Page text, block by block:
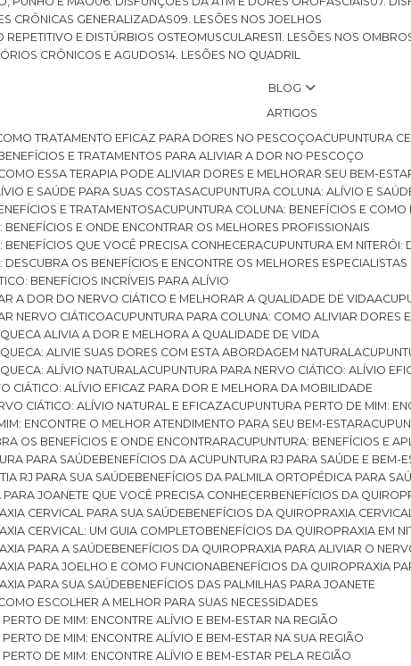
CRÔNICAS GENERALIZADAS
09. LESÕES NOS JOELHOS
REPETITIVO E DISTÚRBIOS OSTEOMUSCULARES 11. LESÕES NOS
CRÔNICOS E AGUDOS 14. LESÕES NO QUADRIL
BLOG
ARTIGOS
TRATAMENTO EFICAZ PARA DORES NO PESCOÇO
ACUPUNTURA
E TRATAMENTOS PARA ALIVIAR A DOR NO PESCOÇO
ESSA TERAPIA PODE ALIVIAR DORES E MELHORAR SEU BEM-
E SAÚDE PARA SUAS COSTAS
ACUPUNTURA COLUNA: ALÍVIO E
E TRATAMENTOS
ACUPUNTURA COLUNA: BENEFÍCIOS E
BENEFÍCIOS E ONDE ENCONTRAR OS MELHORES PROFISSIONAIS
BENEFÍCIOS QUE VOCÊ PRECISA CONHECER
ACUPUNTURA EM
DESCUBRA OS BENEFÍCIOS E ENCONTRE OS MELHORES
BENEFÍCIOS INCRÍVEIS PARA ALÍVIO
A DOR DO NERVO CIÁTICO E MELHORAR A QUALIDADE DE VIDA
NERVO CIÁTICO
ACUPUNTURA PARA COLUNA: COMO ALIVIAR DORES
ALIVIA A DOR E MELHORA A QUALIDADE DE VIDA
ALIVIE SUAS DORES COM ESTA ABORDAGEM NATURAL
ALÍVIO NATURAL
ACUPUNTURA PARA NERVO CIÁTICO: ALÍVIO
CIÁTICO: ALÍVIO EFICAZ PARA DOR E MELHORA DA MOBILIDADE
CIÁTICO: ALÍVIO NATURAL E EFICAZ
ACUPUNTURA PERTO DE MIM:
ENCONTRE O MELHOR ATENDIMENTO PARA SEU BEM-ESTAR
OS BENEFÍCIOS E ONDE ENCONTRAR
ACUPUNTURA: BENEFÍCIOS E
PARA SAÚDE
BENEFÍCIOS DA ACUPUNTURA RJ PARA SAÚDE E BEM-
RJ PARA SUA SAÚDE
BENEFÍCIOS DA PALMILA ORTOPÉDICA PARA
PARA JOANETE QUE VOCÊ PRECISA CONHECER
BENEFÍCIOS DA
CERVICAL PARA SUA SAÚDE
BENEFÍCIOS DA QUIROPRAXIA
CERVICAL: UM GUIA COMPLETO
BENEFÍCIOS DA QUIROPRAXIA EM
PARA A SAÚDE
BENEFÍCIOS DA QUIROPRAXIA PARA ALIVIAR O
PARA JOELHO E COMO FUNCIONA
BENEFÍCIOS DA QUIROPRAXIA
PARA SUA SAÚDE
BENEFÍCIOS DAS PALMILHAS PARA JOANETE
ESCOLHER A MELHOR PARA SUAS NECESSIDADES
PERTO DE MIM: ENCONTRE ALÍVIO E BEM-ESTAR NA REGIÃO
PERTO DE MIM: ENCONTRE ALÍVIO E BEM-ESTAR NA SUA REGIÃO
PERTO DE MIM: ENCONTRE ALÍVIO E BEM-ESTAR PELA REGIÃO